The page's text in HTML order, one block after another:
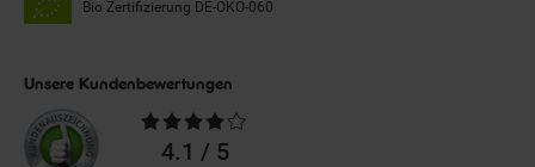
Bio Zertifizierung DE-ÖKO-060
Unsere Kundenbewertungen
Durchschnittliche
Bewertungen4.1 / 5